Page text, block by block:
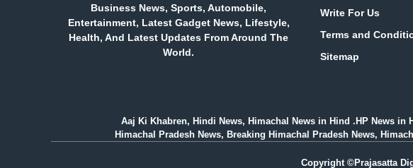
Business News, Sports, Automobile,
Entertainment, Latest Gadget News, Lifestyle,
Health, And Latest Updates From Around The
World.
Write For Us
Terms and
Sitemap
Aaj Ki Khabren, Hindi News, Himachal News in Hind .HP News in
Himachal Pradesh News, Breaking Himachal Pradesh News,
Copyright ©Prajasatta